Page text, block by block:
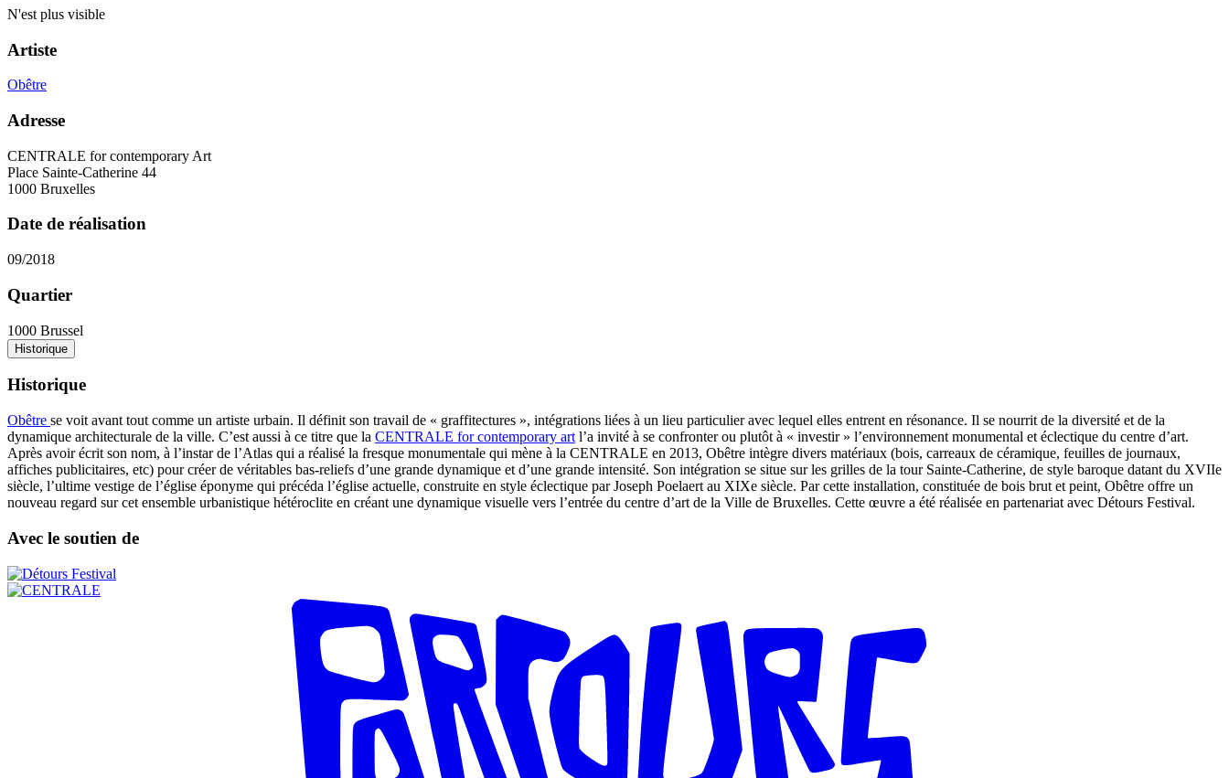
N'est plus visible
Artiste
Obêtre
Adresse
CENTRALE for contemporary Art
Place Sainte-Catherine 44
1000 Bruxelles
Date de réalisation
09/2018
Quartier
1000 Brussel
Historique
Historique
Obêtre se voit avant tout comme un artiste urbain. Il définit son travail de « graffitectures », intégrations liées à un lieu particulier avec lequel elles entrent en résonance. Il se nourrit de la diversité et de la
dynamique architecturale de la ville. C’est aussi à ce titre que la CENTRALE for contemporary art l’a invité à se confronter ou plutôt à « investir » l’environnement monumental et éclectique du centre d’art.
Après avoir écrit son nom, à l’instar de l’Atlas qui a réalisé la fresque monumentale qui mène à la CENTRALE en 2013, Obêtre intègre divers matériaux (bois, carreaux de céramique, feuilles de journaux,
affiches publicitaires, etc) pour créer de véritables bas-reliefs d’une grande dynamique et d’une grande intensité. Son intégration se situe sur les grilles de la tour Sainte-Catherine, de style baroque datant du XVIIe
siècle, l’ultime vestige de l’église éponyme qui précéda l’église actuelle, construite en style éclectique par Joseph Poelaert au XIXe siècle. Par cette installation, constituée de bois brut et peint, Obêtre offre un
nouveau regard sur cet ensemble urbanistique hétéroclite en créant une dynamique visuelle vers l’entrée du centre d’art de la Ville de Bruxelles. Cette œuvre a été réalisée en partenariat avec Détours Festival.
Avec le soutien de